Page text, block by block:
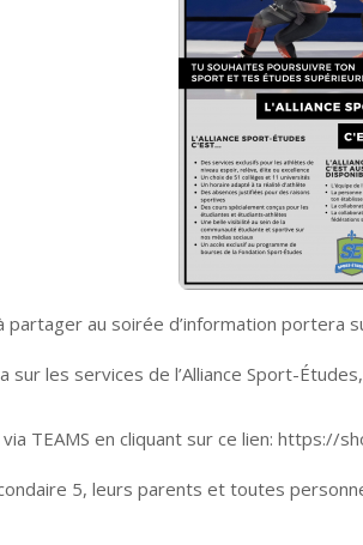
partager au soirée d’information portera
les services de l’Alliance Sport-
TEAMS en cliquant sur ce lien: https://
5, leurs parents et toutes